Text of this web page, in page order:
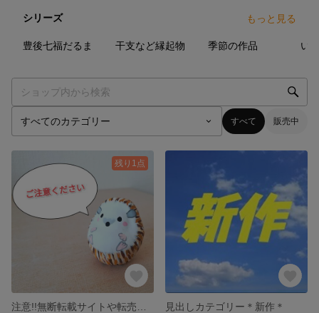
シリーズ もっと見る
豊後七福だるま 干支など縁起物 季節の作品 い
すべて 販売中
残り1点
見出しカテゴリー＊新作＊